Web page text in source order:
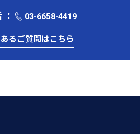
03-6658-4419
るご質問はこちら